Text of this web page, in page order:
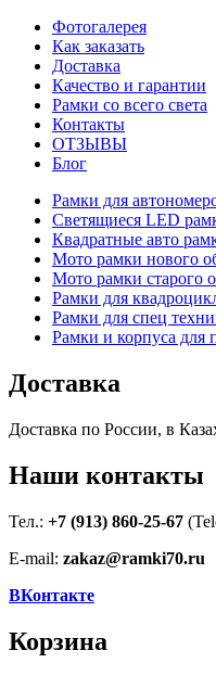
Фотогалерея
Как заказать
Доставка
Качество и гарантии
Рамки со всего света
Контакты
ОТЗЫВЫ
Блог
Рамки для
Светящиеся LED
Квадратные авто
Мото рамки нового
Мото рамки старого
Рамки для
Рамки для спец
Рамки и корпуса для
Доставка
Доставка по России, в
Наши контакты
Тел.: +7 (913) 860-25-67
E-mail: zakaz@ramki70.ru
ВКонтакте
Корзина